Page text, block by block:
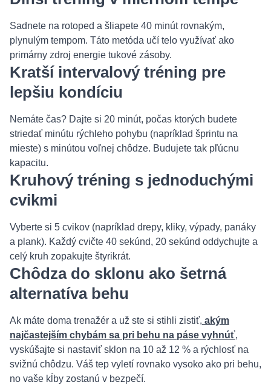
Sadnete na rotoped a šliapete 40 minút rovnakým,
plynulým tempom. Táto metóda učí telo využívať ako
primárny zdroj energie tukové zásoby.
Kratší intervalový tréning pre
lepšiu kondíciu
Nemáte čas? Dajte si 20 minút, počas ktorých budete
striedať minútu rýchleho pohybu (napríklad šprintu na
mieste) s minútou voľnej chôdze. Budujete tak pľúcnu
kapacitu.
Kruhový tréning s jednoduchými
cvikmi
Vyberte si 5 cvikov (napríklad drepy, kliky, výpady, panáky
a plank). Každý cvičte 40 sekúnd, 20 sekúnd oddychujte a
celý kruh zopakujte štyrikrát.
Chôdza do sklonu ako šetrná
alternatíva behu
Ak máte doma trenažér a už ste si stihli zistiť, akým
najčastejším chybám sa pri behu na páse vyhnúť,
vyskúšajte si nastaviť sklon na 10 až 12 % a rýchlosť na
svižnú chôdzu. Váš tep vyletí rovnako vysoko ako pri behu,
no vaše kĺby zostanú v bezpečí.